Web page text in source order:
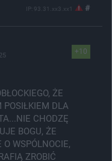
IP: 93.31.xx3.xx1 #
+10
ŻE
POSIŁKIEM DLA
CHODZĘ
BOGU, ŻE
WSPÓLNOCIE,
ZROBIĆ